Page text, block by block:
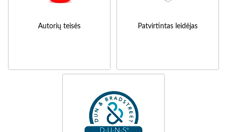
Autorių teisės Patvirtintas leidėjas